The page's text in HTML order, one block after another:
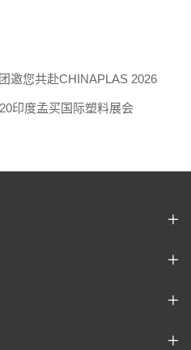
邀您共赴CHINAPLAS 2026
印度孟买国际塑料展会